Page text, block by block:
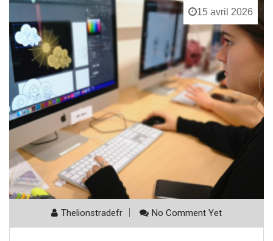
15 avril 2026
Thelionstradefr No Comment Yet